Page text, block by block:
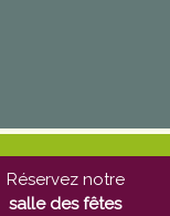
Réservez notre
salle des fêtes